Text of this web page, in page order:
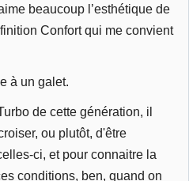
beaucoup l’esthétique de
Confort qui me convient
à un galet.
de cette génération, il
ou plutôt, d'être
ci, et pour connaitre la
conditions, ben, quand on